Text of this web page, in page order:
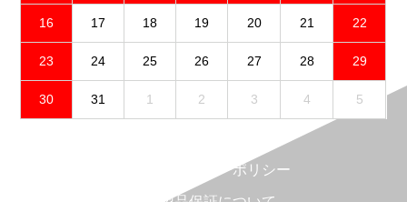
16 17 18 19 20 21 22
23 24 25 26 27 28 29
30 31 1 2 3 4 5
プライバシーポリシー